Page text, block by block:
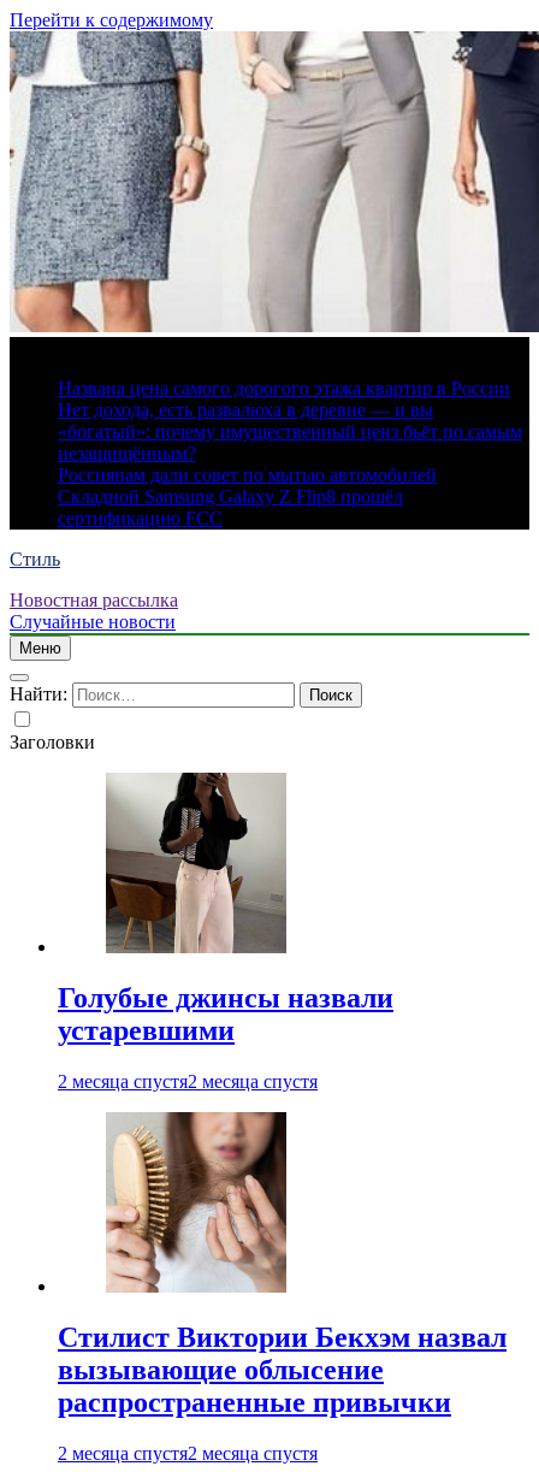
Перейти к содержимому
Названа цена самого дорогого этажа квартир в России
Нет дохода, есть развалюха в деревне — и вы
«богатый»: почему имущественный ценз бьёт по самым
незащищённым?
Россиянам дали совет по мытью автомобилей
Складной Samsung Galaxy Z Flip8 прошёл
сертификацию FCC
Стиль
Новостная рассылка
Случайные новости
Меню
Найти:
Заголовки
Голубые джинсы назвали
устаревшими
2 месяца спустя2 месяца спустя
Стилист Виктории Бекхэм назвал
вызывающие облысение
распространенные привычки
2 месяца спустя2 месяца спустя